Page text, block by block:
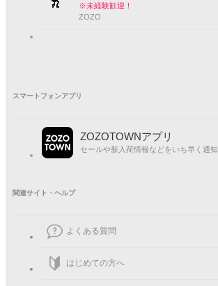
※未経験歓迎！
ZOZO
スマートフォンアプリ
ZOZOTOWNアプリ
セールや新入荷情報などをいち早く通知
関連サイト・ヘルプ
よくある質問
はじめての方へ